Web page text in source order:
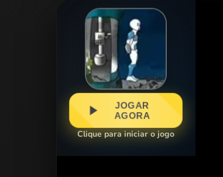
JOGAR
AGORA
Clique para iniciar o jogo